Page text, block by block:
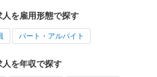
を雇用形態で探す
パート・アルバイト
を年収で探す